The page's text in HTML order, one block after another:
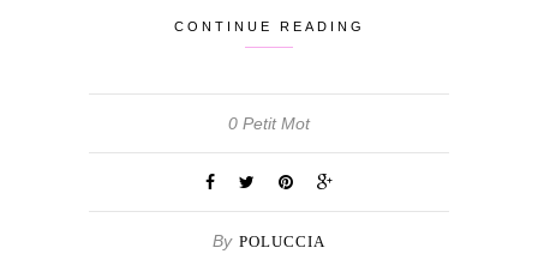
CONTINUE READING
0 Petit Mot
By POLUCCIA